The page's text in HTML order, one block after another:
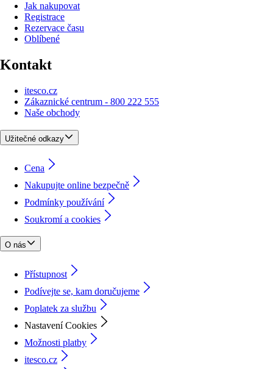
Jak nakupovat
Registrace
Rezervace času
Oblíbené
Kontakt
itesco.cz
Zákaznické centrum - 800 222 555
Naše obchody
Užitečné odkazy
Cena
Nakupujte online bezpečně
Podmínky používání
Soukromí a cookies
O nás
Přístupnost
Podívejte se, kam doručujeme
Poplatek za službu
Nastavení Cookies
Možnosti platby
itesco.cz